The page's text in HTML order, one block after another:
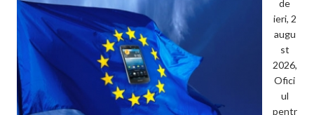
de
ieri, 2
augu
st
2026,
Ofici
ul
pentr